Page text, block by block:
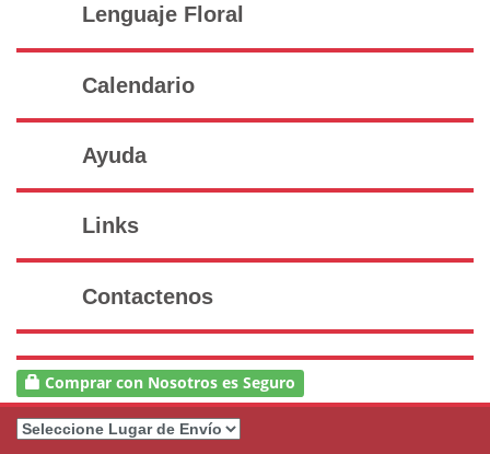
Lenguaje Floral
Calendario
Ayuda
Links
Contactenos
Comprar con Nosotros es Seguro